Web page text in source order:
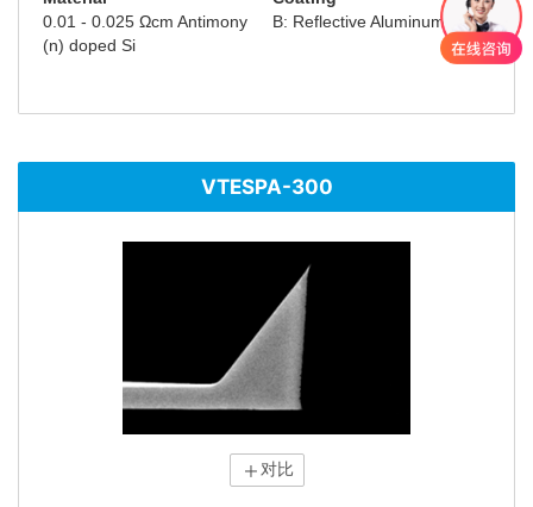
0.01 - 0.025 Ωcm Antimony
(n) doped Si
B: Reflective Aluminum
VTESPA-300
对比